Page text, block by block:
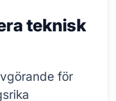
teknisk
för